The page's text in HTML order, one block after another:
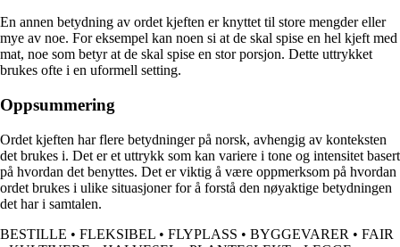
En annen betydning av ordet kjeften er knyttet til store mengder eller
mye av noe. For eksempel kan noen si at de skal spise en hel kjeft med
mat, noe som betyr at de skal spise en stor porsjon. Dette uttrykket
brukes ofte i en uformell setting.
Oppsummering
Ordet kjeften har flere betydninger på norsk, avhengig av konteksten
det brukes i. Det er et uttrykk som kan variere i tone og intensitet basert
på hvordan det benyttes. Det er viktig å være oppmerksom på hvordan
ordet brukes i ulike situasjoner for å forstå den nøyaktige betydningen
det har i samtalen.
BESTILLE • FLEKSIBEL • FLYPLASS • BYGGEVARER • FAIR